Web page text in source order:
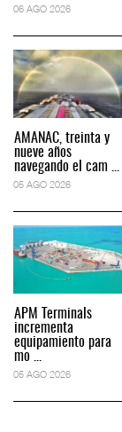
06 AGO 2026
AMANAC, treinta y
nueve años
navegando el cam ...
05 AGO 2026
APM Terminals
incrementa
equipamiento para
mo ...
05 AGO 2026